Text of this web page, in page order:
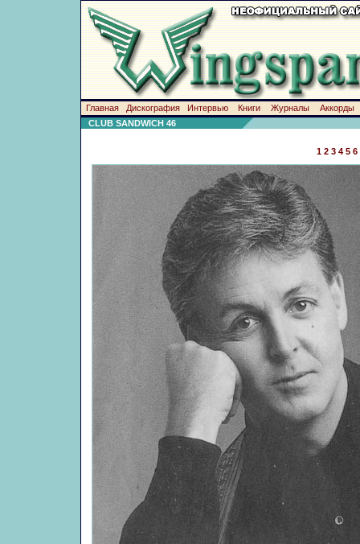
Главная Дискография Интервью Книги Журналы
Аккорды
CLUB SANDWICH 46
1 2 3 4 5 6